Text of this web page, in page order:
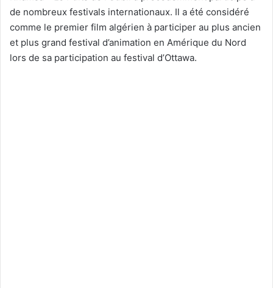
de nombreux festivals internationaux. Il a été considéré
comme le premier film algérien à participer au plus ancien
et plus grand festival d’animation en Amérique du Nord
lors de sa participation au festival d’Ottawa.